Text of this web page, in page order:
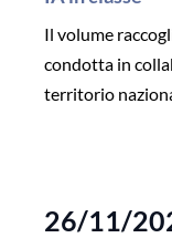
Concorsi
Pubblicazioni
Il volume
condotta in
territorio
26/11/